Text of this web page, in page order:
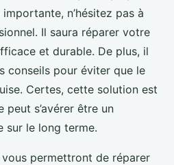
n’hésitez pas à
Il saura réparer votre
et durable. De plus, il
conseils pour éviter que le
Certes, cette solution est
peut s’avérer être un
sur le long terme.
permettront de réparer